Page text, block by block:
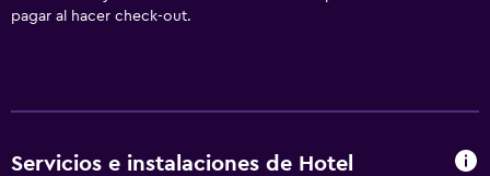
pagar al hacer check-out.
Servicios e instalaciones de Hotel